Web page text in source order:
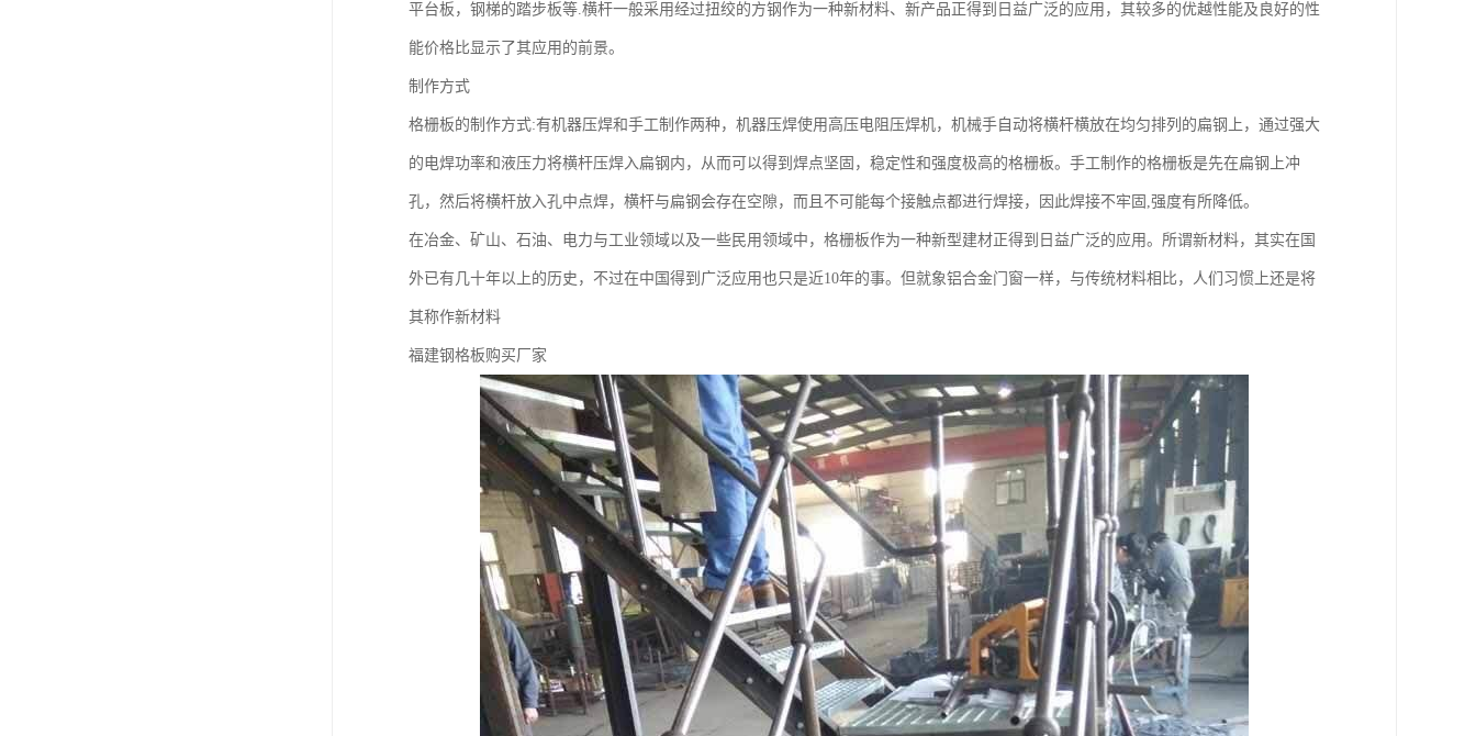
平台板，钢梯的踏步板等.横杆一般采用经过扭绞的方钢作为一种新材料、新产品正得到日益广泛的应用，其较多的优越性能及良好的性
能价格比显示了其应用的前景。
制作方式
格栅板的制作方式:有机器压焊和手工制作两种，机器压焊使用高压电阻压焊机，机械手自动将横杆横放在均匀排列的扁钢上，通过强大
的电焊功率和液压力将横杆压焊入扁钢内，从而可以得到焊点坚固，稳定性和强度极高的格栅板。手工制作的格栅板是先在扁钢上冲
孔，然后将横杆放入孔中点焊，横杆与扁钢会存在空隙，而且不可能每个接触点都进行焊接，因此焊接不牢固,强度有所降低。
在冶金、矿山、石油、电力与工业领域以及一些民用领域中，格栅板作为一种新型建材正得到日益广泛的应用。所谓新材料，其实在国
外已有几十年以上的历史，不过在中国得到广泛应用也只是近10年的事。但就象铝合金门窗一样，与传统材料相比，人们习惯上还是将
其称作新材料
福建钢格板购买厂家